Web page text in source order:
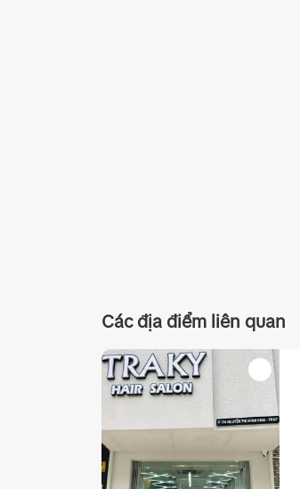
Các địa điểm liên quan